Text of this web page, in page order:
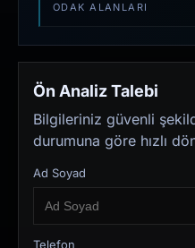
ODAK ALANLARI
Ön Analiz Talebi
Bilgileriniz güvenli
durumuna göre hızlı
Ad Soyad
Telefon